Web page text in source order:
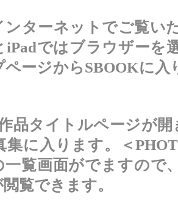
ンターネットでご覧い
iPadではブラウザーを
ページからSBOOKに
品タイトルページが開
に入ります。
＜
一覧画面がでますので
覧できます。